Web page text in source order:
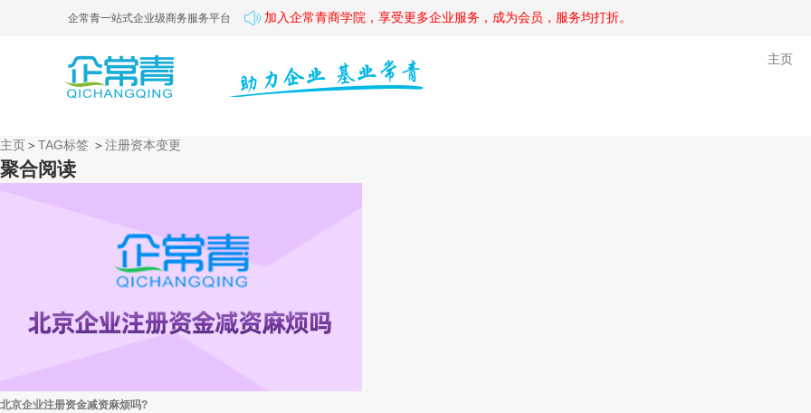
企常青一站式企业级商务服务平台 加入企常青商学院，享受更多企业服务，成为会员，服务均打折。
主页
主页＞TAG标签 ＞注册资本变更
聚合阅读
北京企业注册资金减资麻烦吗?